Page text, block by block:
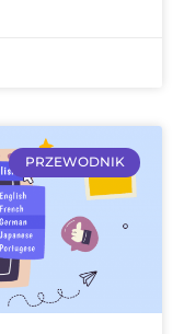
PRZEWODNIK